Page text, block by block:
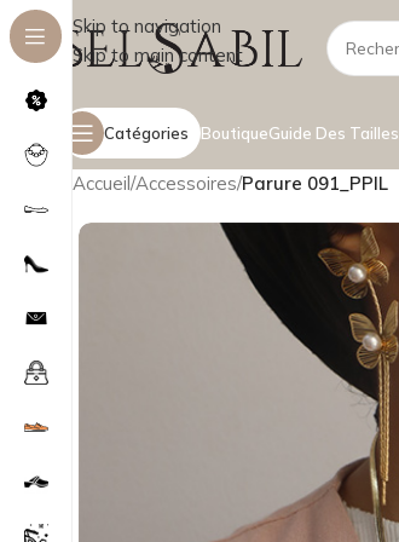
Skip to navigation
Skip to main content
Catégories BoutiqueGuide Des Tailles
Accueil/Accessoires/Parure 091_PPIL